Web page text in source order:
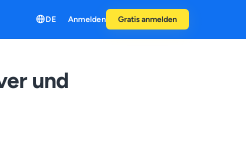
DE Anmelden Gratis anmelden
und